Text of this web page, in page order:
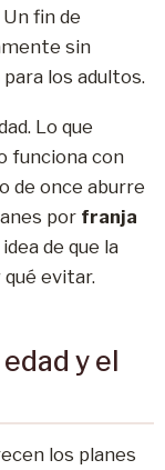
Un fin de
sin
los adultos.
Lo que
funciona con
de once aburre
por franja
de que la
evitar.
y el
los planes